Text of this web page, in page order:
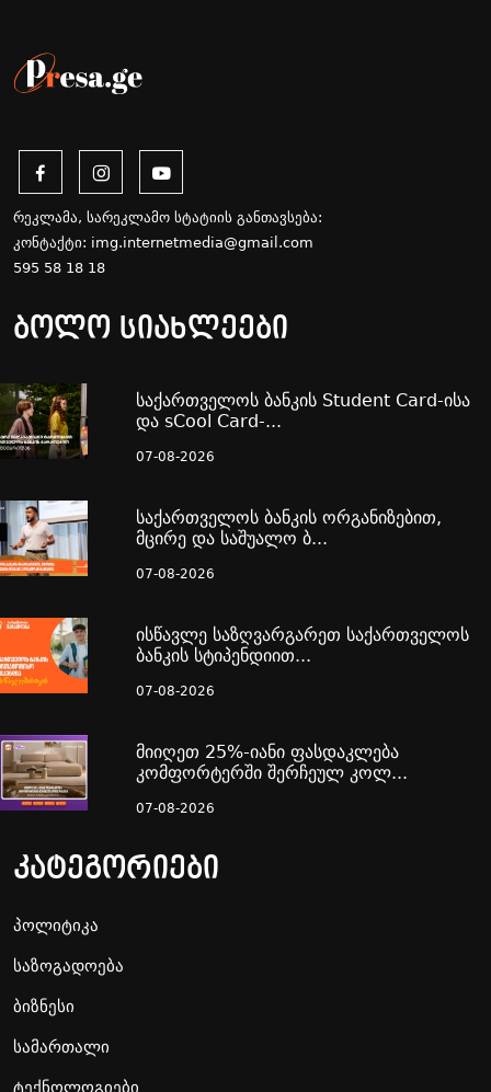
რეკლამა, სარეკლამო სტატიის განთავსება:
კონტაქტი: img.internetmedia@gmail.com
595 58 18 18
ბოლო სიახლეები
საქართველოს ბანკის Student Card-ისა
და sCool Card-...
07-08-2026
საქართველოს ბანკის ორგანიზებით,
მცირე და საშუალო ბ...
07-08-2026
ისწავლე საზღვარგარეთ საქართველოს
ბანკის სტიპენდიით...
07-08-2026
მიიღეთ 25%-იანი ფასდაკლება
კომფორტერში შერჩეულ კოლ...
07-08-2026
კატეგორიები
პოლიტიკა
საზოგადოება
ბიზნესი
სამართალი
ტექნოლოგიები